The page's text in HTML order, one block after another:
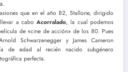
que en el año 82, Stallone, dirigido
llevar a caboAcorralado, la cual podemos
de «cine de acción» de los 80. Pues
Schwarzenegger y James Cameron
de edad al recién nacido subgénero
perfecta.